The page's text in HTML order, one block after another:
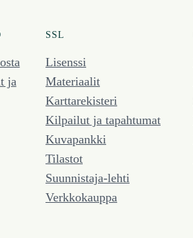
ja
SSL
Lisenssi
Materiaalit
Karttarekisteri
Kilpailut ja tapahtumat
Kuvapankki
Tilastot
Suunnistaja-lehti
Verkkokauppa